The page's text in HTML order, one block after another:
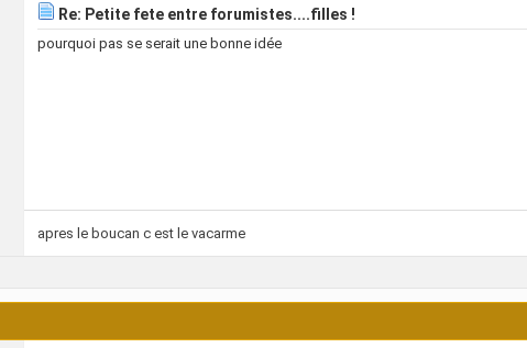
Re: Petite fete entre forumistes....filles !
pourquoi pas se serait une bonne idée
apres le boucan c est le vacarme